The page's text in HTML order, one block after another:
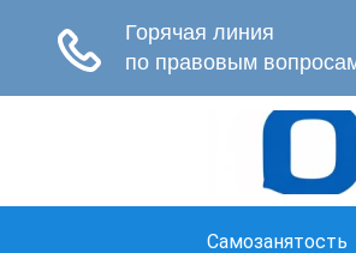
Самозанятость